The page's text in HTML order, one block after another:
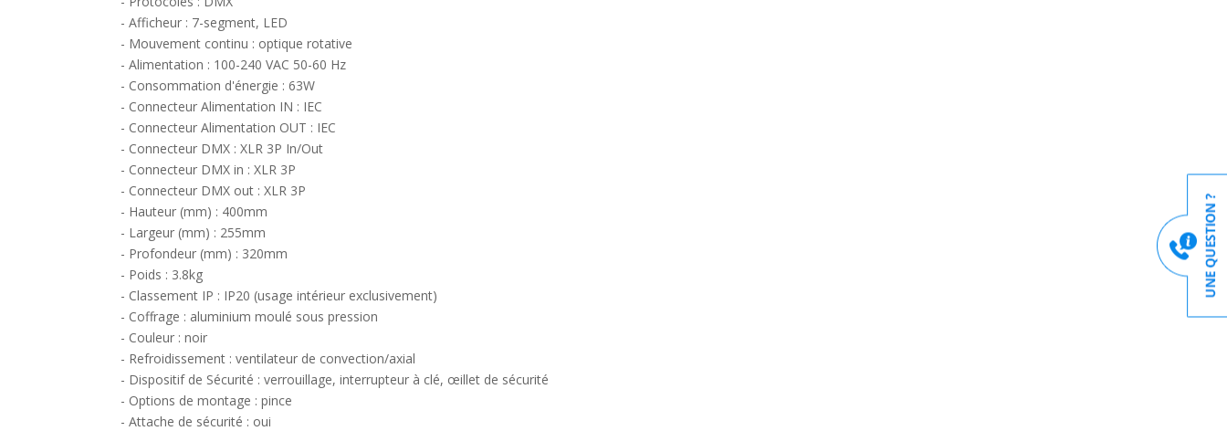
- Afficheur : 7-segment, LED
- Mouvement continu : optique rotative
- Alimentation : 100-240 VAC 50-60 Hz
- Consommation d'énergie : 63W
- Connecteur Alimentation IN : IEC
- Connecteur Alimentation OUT : IEC
- Connecteur DMX : XLR 3P In/Out
- Connecteur DMX in : XLR 3P
- Connecteur DMX out : XLR 3P
- Hauteur (mm) : 400mm
- Largeur (mm) : 255mm
- Profondeur (mm) : 320mm
- Poids : 3.8kg
- Classement IP : IP20 (usage intérieur exclusivement)
- Coffrage : aluminium moulé sous pression
- Couleur : noir
- Refroidissement : ventilateur de convection/axial
- Dispositif de Sécurité : verrouillage, interrupteur à clé, œillet de sécurité
- Options de montage : pince
- Attache de sécurité : oui